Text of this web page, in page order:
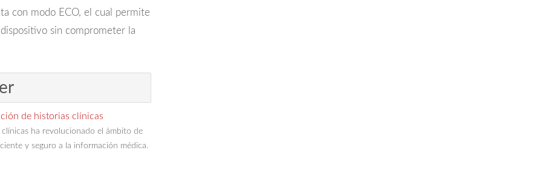
con modo ECO, el cual permite
sin comprometer la
de historias clínicas
ha revolucionado el ámbito de
y seguro a la información médica.